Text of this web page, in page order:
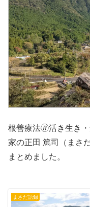
根善療法🄬活き生き
家の正田 篤司（まさ
まとめました。
まさだ語録